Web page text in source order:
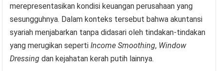
merepresentasikan kondisi keuangan perusahaan yang
sesungguhnya. Dalam konteks tersebut bahwa akuntansi
syariah menjabarkan tanpa didasari oleh tindakan-tindakan
yang merugikan sepertiIncome Smoothing, Window
Dressingdan kejahatan kerah putih lainnya.